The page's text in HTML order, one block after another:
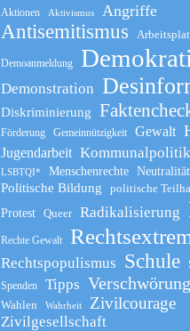
Aktionen Aktivismus Angriffe
Antisemitismus
Demoanmeldung
Demonstration
Diskriminierung
Förderung
Gemeinnützigkeit Gewalt
Jugendarbeit Kommunalpolitik
LSBTQI* Menschenrechte
Politische Bildung politische
Protest Queer Radikalisierung
Rechte Gewalt
Rechtspopulismus Schule
Spenden
Tipps
Wahlen Wahrheit Zivilcourage
Zivilgesellschaft